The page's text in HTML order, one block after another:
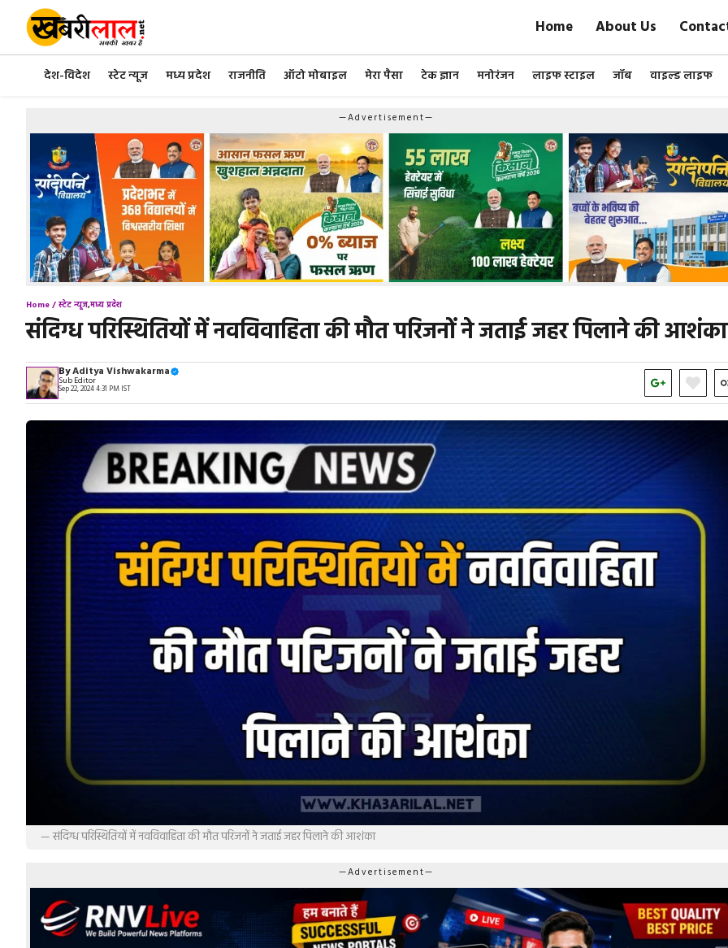
content
Home About Us
देश-विदेश स्टेट न्यूज मध्य प्रदेश राजनीति ऑटो मोबाइल मेरा पैसा टेक ज्ञान मनोरंजन लाइफ स्टाइल जॉब वाइल्ड लाइफ
—Advertisement—
Home /स्टेट न्यूज,मध्य प्रदेश
संदिग्ध परिस्थितियों में नवविवाहिता की मौत परिजनों ने जताई जहर पिलाने की आशंका
ByAditya Vishwakarma
Sub Editor
Sep 22, 2024 4:31 PM IST
— संदिग्ध परिस्थितियों में नवविवाहिता की मौत परिजनों ने जताई जहर पिलाने की आशंका
—Advertisement—